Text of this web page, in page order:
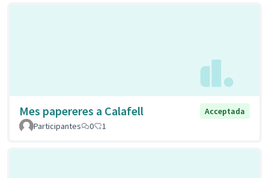
Mes papereres a Calafell
Acceptada
Participantes
0 1